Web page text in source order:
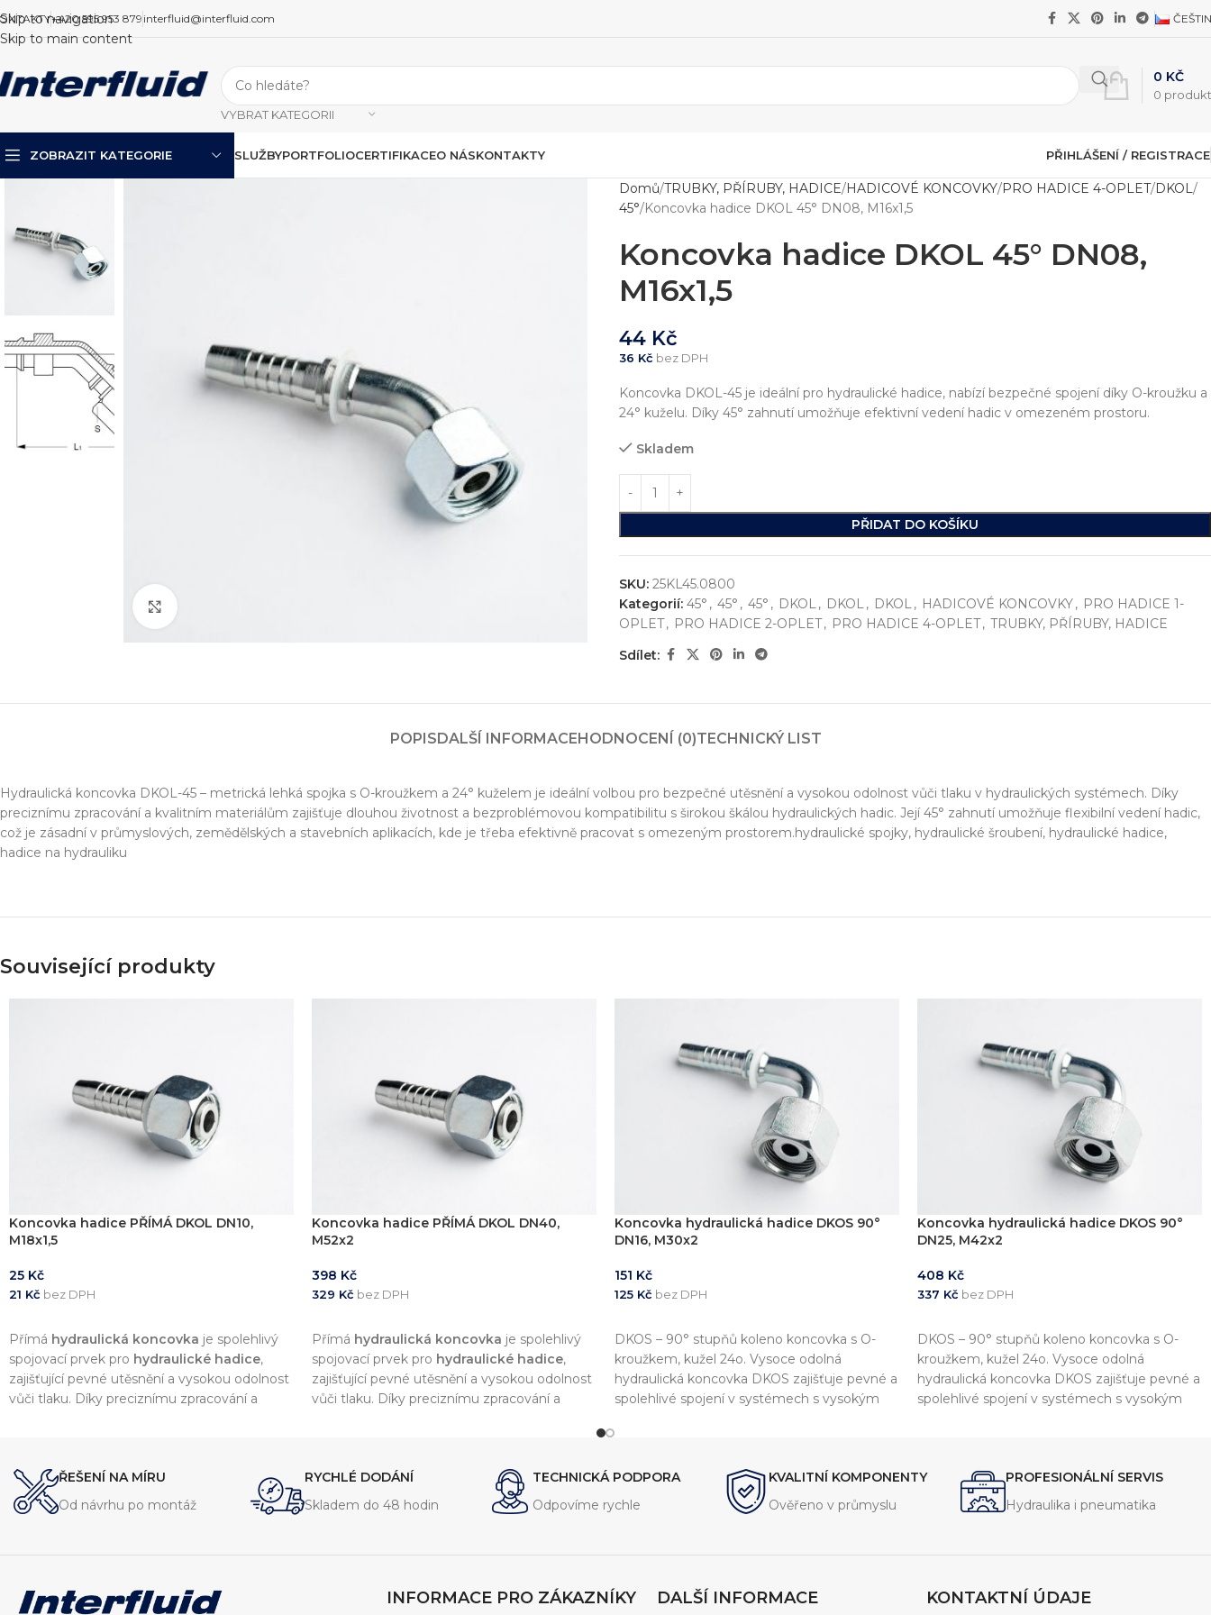
Skip to navigation
Skip to main content
+420 595 953 879 interfluid@interfluid.com
VYBRAT KATEGORII
0
0 KČ
ZOBRAZIT KATEGORIE SLUŽBY
Specializujeme se na konstrukci zakázkových zařízení, která nejsou sériově vyráběna nikde na světě.
Technická dokumentace
Simulace chování zařízení
Konstrukce stroje
PORTFOLIOCERTIFIKACEO NÁSKONTAKTY PŘIHLÁŠENÍ / REGISTRACE
Domů TRUBKY, PŘÍRUBY, HADICE HADICOVÉ KONCOVKY PRO HADICE 4-OPLET DKOL
45° Koncovka hadice DKOL 45° DN08, M16x1,5
Koncovka hadice DKOL 45° DN08,
M16x1,5
44 Kč
36 Kč bez DPH
Koncovka DKOL-45 je ideální pro hydraulické hadice, nabízí bezpečné spojení díky O-kroužku a
24° kuželu. Díky 45° zahnutí umožňuje efektivní vedení hadic v omezeném prostoru.
Skladem
PŘIDAT DO KOŠÍKU
SKU: 25KL45.0800
Kategorií: 45° , 45° , 45° , DKOL, DKOL, DKOL, HADICOVÉ KONCOVKY, PRO HADICE 1-
OPLET, PRO HADICE 2-OPLET, PRO HADICE 4-OPLET, TRUBKY, PŘÍRUBY, HADICE
Sdílet:
POPISDALŠÍ INFORMACEHODNOCENÍ (0)TECHNICKÝ LIST
Hydraulická koncovka DKOL-45 – metrická lehká spojka s O-kroužkem a 24° kuželem je ideální volbou pro bezpečné utěsnění a vysokou odolnost vůči tlaku v hydraulických systémech. Díky
preciznímu zpracování a kvalitním materiálům zajišťuje dlouhou životnost a bezproblémovou kompatibilitu s širokou škálou hydraulických hadic. Její 45° zahnutí umožňuje flexibilní vedení hadic,
což je zásadní v průmyslových, zemědělských a stavebních aplikacích, kde je třeba efektivně pracovat s omezeným prostorem.hydraulické spojky, hydraulické šroubení, hydraulické hadice,
hadice na hydrauliku
Související produkty
Koncovka hadice PŘÍMÁ DKOL DN10,
M18x1,5
25 Kč
21 Kč bez DPH
Přímá hydraulická koncovka je spolehlivý
spojovací prvek pro hydraulické hadice,
zajišťující pevné utěsnění a vysokou odolnost
vůči tlaku. Díky preciznímu zpracování a
Koncovka hadice PŘÍMÁ DKOL DN40,
M52x2
398 Kč
329 Kč bez DPH
Přímá hydraulická koncovka je spolehlivý
spojovací prvek pro hydraulické hadice,
zajišťující pevné utěsnění a vysokou odolnost
vůči tlaku. Díky preciznímu zpracování a
Koncovka hydraulická hadice DKOS 90°
DN16, M30x2
151 Kč
125 Kč bez DPH
DKOS – 90° stupňů koleno koncovka s O-
kroužkem, kužel 24o. Vysoce odolná
hydraulická koncovka DKOS zajišťuje pevné a
spolehlivé spojení v systémech s vysokým
Koncovka hydraulická hadice DKOS 90°
DN25, M42x2
408 Kč
337 Kč bez DPH
DKOS – 90° stupňů koleno koncovka s O-
kroužkem, kužel 24o. Vysoce odolná
hydraulická koncovka DKOS zajišťuje pevné a
spolehlivé spojení v systémech s vysokým
ŘEŠENÍ NA MÍRU
Od návrhu po montáž
RYCHLÉ DODÁNÍ
Skladem do 48 hodin
TECHNICKÁ PODPORA
Odpovíme rychle
KVALITNÍ KOMPONENTY
Ověřeno v průmyslu
PROFESIONÁLNÍ SERVIS
Hydraulika i pneumatika
INFORMACE PRO ZÁKAZNÍKY DALŠÍ INFORMACE KONTAKTNÍ ÚDAJE